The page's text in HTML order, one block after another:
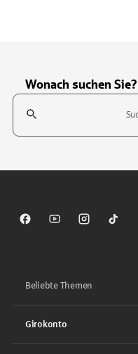
Wonach suchen Sie?
Suchfeld
Sparkasse auf Facebook
Sparkasse auf
Sparkasse
Beliebte Themen
Girokonto